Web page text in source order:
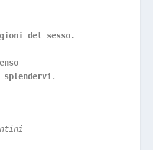
del sesso.
i.